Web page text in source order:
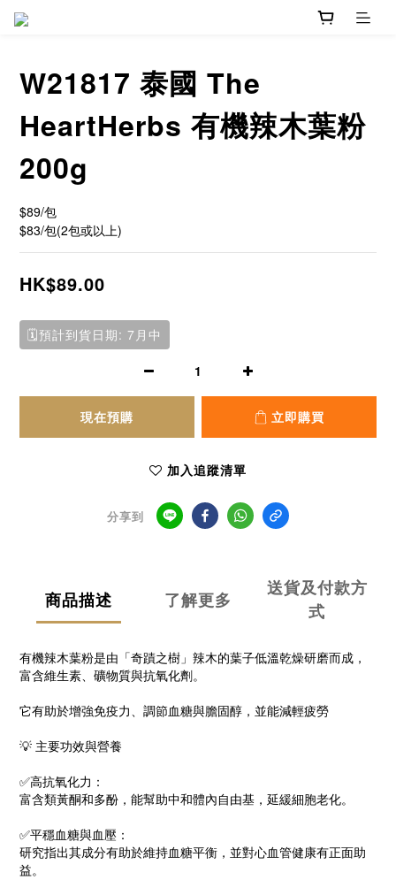
W21817 泰國 The
HeartHerbs 有機辣木葉粉
200g
$89/包
$83/包(2包或以上)
HK$89.00
🗓️預計到貨日期: 7月中
現在預購 立即購買
加入追蹤清單
分享到
商品描述 了解更多
送貨及付款方
式
有機辣木葉粉是由「奇蹟之樹」辣木的葉子低溫乾燥研磨而成，
富含維生素、礦物質與抗氧化劑。
它有助於增強免疫力、調節血糖與膽固醇，並能減輕疲勞
💡 主要功效與營養
✅高抗氧化力：
富含類黃酮和多酚，能幫助中和體內自由基，延緩細胞老化。
✅平穩血糖與血壓：
研究指出其成分有助於維持血糖平衡，並對心血管健康有正面助
益。